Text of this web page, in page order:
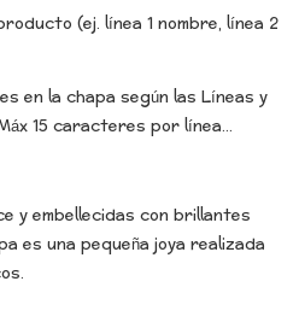
(ej. línea 1 nombre, línea 2
en la chapa según las Líneas y
15 caracteres por línea...
y embellecidas con brillantes
es una pequeña joya realizada